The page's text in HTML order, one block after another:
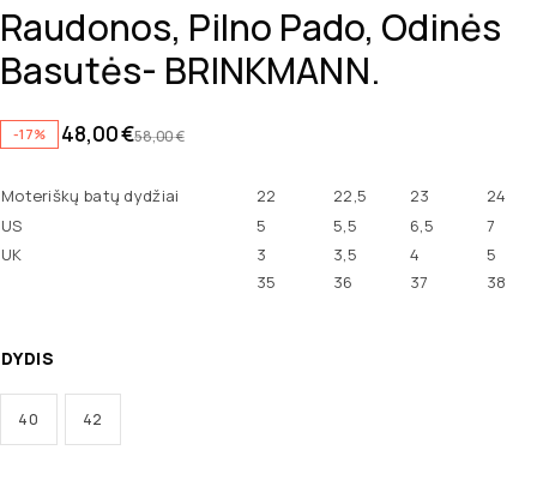
Raudonos, Pilno Pado, Odinės
Basutės- BRINKMANN.
-17% 58,00€
48,00€
Moteriškų batų dydžiai 22 22,5 23
24
US
5 5,5 6,5
7
UK
3 3,5 4
5
35
36 37 38
DYDIS
40 42